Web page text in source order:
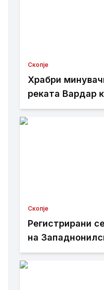
Скопје
Храбри
реката Вардар
Скопје
Регистрирани
на